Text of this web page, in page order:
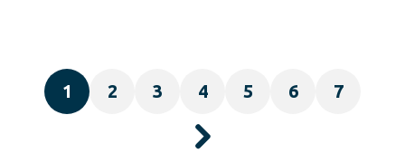
1 2 3 4 5 6 7